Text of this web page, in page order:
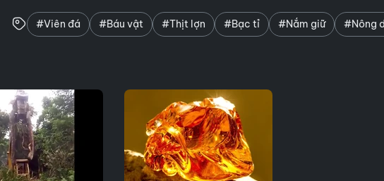
#Viên đá #Báu vật #Thịt lợn #Bạc tỉ #Nắm giữ #Nông